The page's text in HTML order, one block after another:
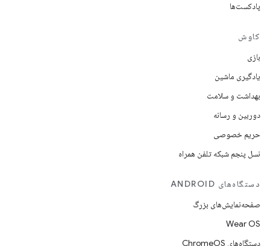
پادکست‌ها
کاوش
بازی
یادگیری ماشین
بهداشت و سلامت
دوربین و رسانه
حریم خصوصی
نسل پنجم شبکه تلفن همراه
دستگاه‌های ANDROID
صفحه‌نمایش‌های بزرگ
Wear OS
دستگاه‌های ChromeOS